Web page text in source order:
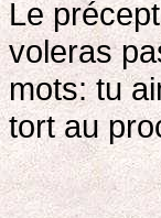
Le
voleras
mots: tu
tort au